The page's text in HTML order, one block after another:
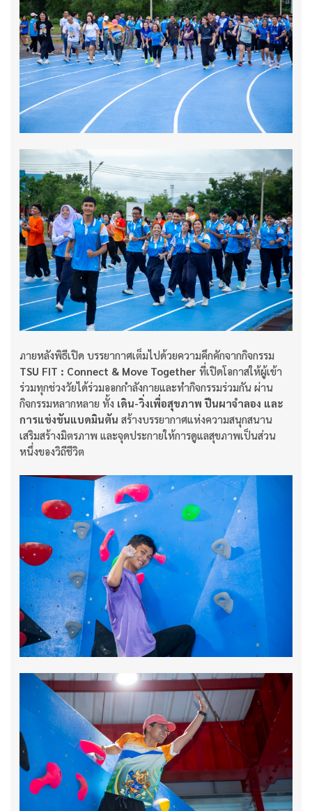
ภายหลังพิธีเปิด บรรยากาศเต็มไปด้วยความคึกคักจากกิจกรรม
TSU FIT : Connect & Move Together ที่เปิดโอกาสให้ผู้เข้า
ร่วมทุกช่วงวัยได้ร่วมออกกำลังกายและทำกิจกรรมร่วมกัน ผ่าน
กิจกรรมหลากหลาย ทั้ง เดิน-วิ่งเพื่อสุขภาพ ปีนผาจำลอง และ
การแข่งขันแบดมินตัน สร้างบรรยากาศแห่งความสนุกสนาน
เสริมสร้างมิตรภาพ และจุดประกายให้การดูแลสุขภาพเป็นส่วน
หนึ่งของวิถีชีวิต